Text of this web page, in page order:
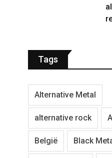
Tags
Alternative Metal
alternative rock
België Black